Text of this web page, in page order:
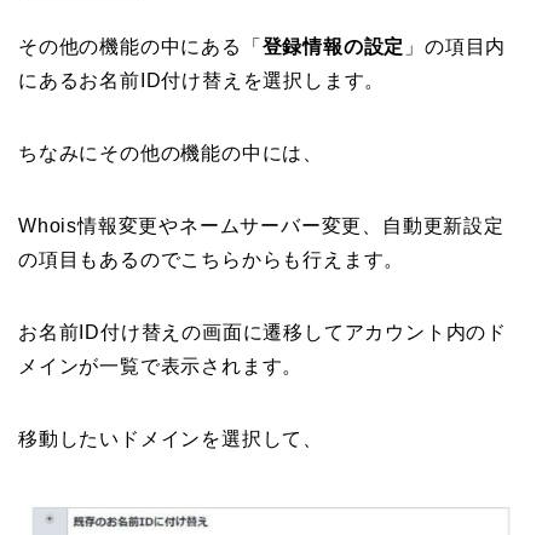
その他の機能の中にある「 登録情報の設定 」の項目内
にあるお名前ID付け替えを選択します。
ちなみにその他の機能の中には、
Whois情報変更やネームサーバー変更、自動更新設定
の項目もあるのでこちらからも行えます。
お名前ID付け替えの画面に遷移してアカウント内のド
メインが一覧で表示されます。
移動したいドメインを選択して、